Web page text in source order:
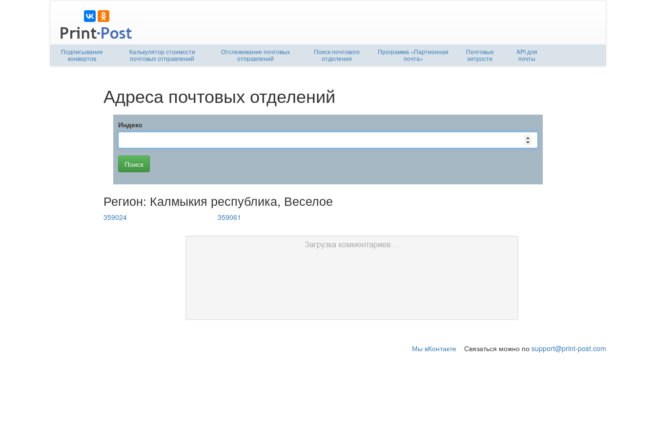
Подписывание
конвертов
Калькулятор стоимости
почтовых отправлений
Отслеживание почтовых
отправлений
Поиск почтового
отделения
Программа «Партионная
почта»
Почтовые
хитрости
API для
почты
Адреса почтовых отделений
Индекс
Регион: Калмыкия республика, Веселое
359024 359061
Мы вКонтакте Связаться можно по support@print-post.com